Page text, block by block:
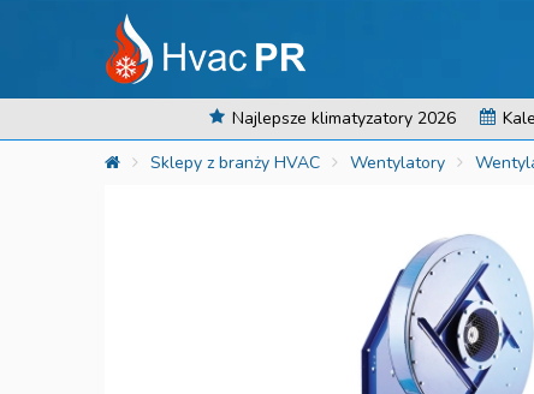
Najlepsze klimatyzatory 2026
Sklepy z branży HVAC
Wentylatory